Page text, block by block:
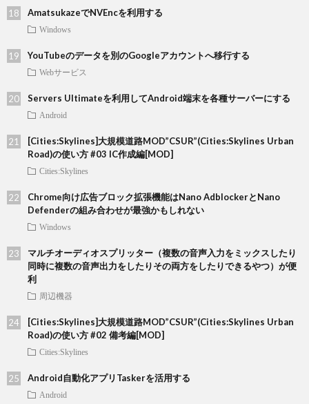
AmatsukazeでNVEncを利用する
Windows
YouTubeのデータを別のGoogleアカウントへ移行する
Webサービス
Servers Ultimateを利用してAndroid端末を各種サーバーにする
Android
[Cities:Skylines]大規模道路MOD”CSUR”(Cities:Skylines Urban
Road)の使い方 #03 IC作成編[MOD]
Cities:Skylines
Chrome向け広告ブロック拡張機能はNano AdblockerとNano
Defenderの組み合わせが最強かもしれない
Windows
マルチオーディオスプリッター（複数の音声入力をミックスしたり
同時に複数の音声出力をしたりその両方をしたりできるやつ）が便
利
周辺機器
[Cities:Skylines]大規模道路MOD”CSUR”(Cities:Skylines Urban
Road)の使い方 #02 備考編[MOD]
Cities:Skylines
Android自動化アプリTaskerを活用する
Android